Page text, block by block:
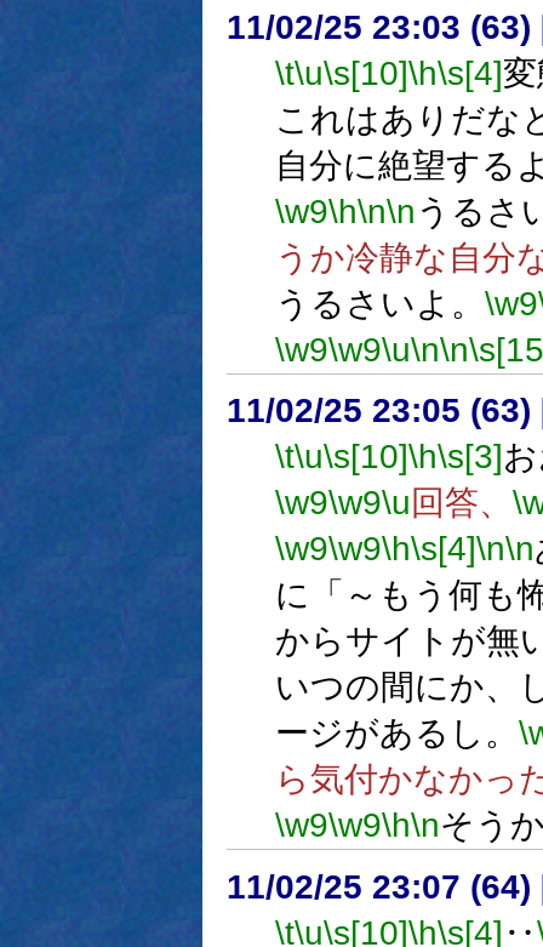
11/02/25 23:03 (63)
\t\u\s[10]\h\s[4]
これはありだな
自分に絶望する
\w9\h\n\n うるさ
うか冷静な自分
うるさいよ。 \w9
\w9\w9\u\n\n
11/02/25 23:05 (63)
\t\u\s[10]\h\s[3]
\w9\w9\u回答、
\w9\w9\h\s[4]\n\n
に「～もう何も
からサイトが無
いつの間にか、
ージがあるし。
ら気付かなかっ
\w9\w9\h\nそう
11/02/25 23:07 (64)
\t\u\s[10]\h\s[4] ‥